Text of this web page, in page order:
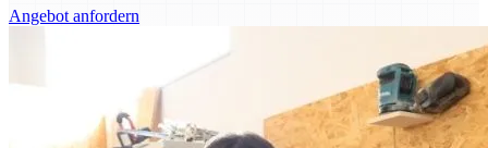
Angebot anfordern